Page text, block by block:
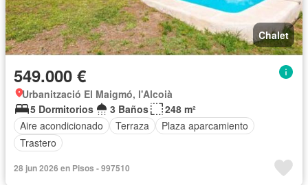
Chalet
549.000 €
Urbanització El Maigmó, l'Alcoià
5 Dormitorios
3 Baños
248 m²
Aire acondicionado
Terraza
Plaza aparcamiento
Trastero
28 jun 2026 en Pisos - 997510